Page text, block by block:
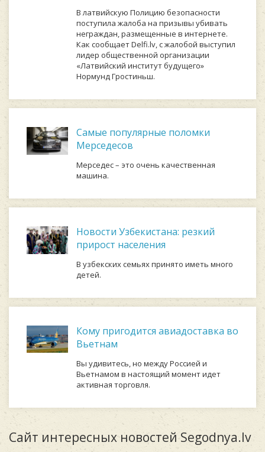
В латвийскую Полицию безопасности
поступила жалоба на призывы убивать
неграждан, размещенные в интернете.
Как сообщает Delfi.lv, с жалобой выступил
лидер общественной организации
«Латвийский институт будущего»
Нормунд Гростиньш.
Самые популярные поломки
Мерседесов
Мерседес – это очень качественная
машина.
Новости Узбекистана: резкий
прирост населения
В узбекских семьях принято иметь много
детей.
Кому пригодится авиадоставка во
Вьетнам
Вы удивитесь, но между Россией и
Вьетнамом в настоящий момент идет
активная торговля.
Сайт интересных новостей Segodnya.lv